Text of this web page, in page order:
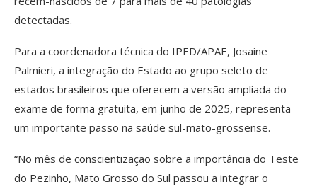
detectadas.
Para a coordenadora técnica do IPED/APAE, Josaine
Palmieri, a integração do Estado ao grupo seleto de
estados brasileiros que oferecem a versão ampliada do
exame de forma gratuita, em junho de 2025, representa
um importante passo na saúde sul-mato-grossense.
“No mês de conscientização sobre a importância do Teste
do Pezinho, Mato Grosso do Sul passou a integrar o